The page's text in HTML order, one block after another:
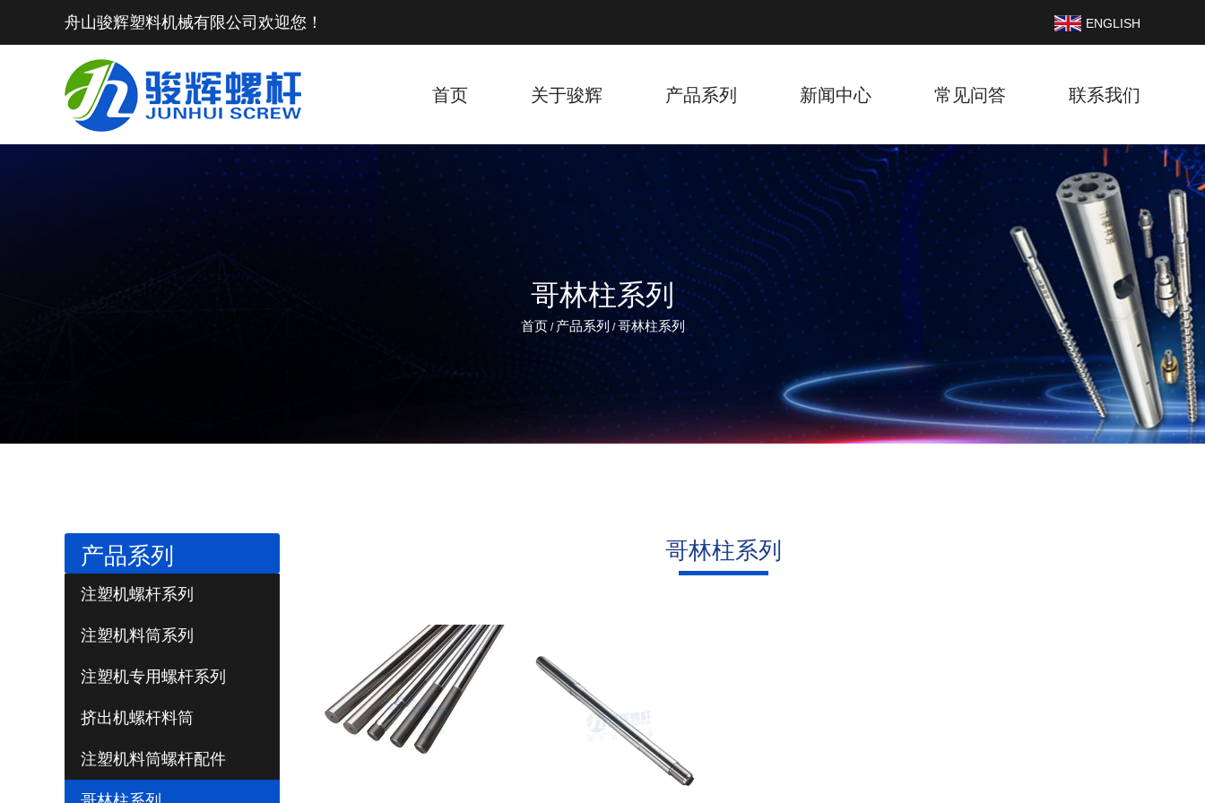
舟山骏辉塑料机械有限公司欢迎您！ ENGLISH
首页 关于骏辉 产品系列 新闻中心 常见问答 联系我们
哥林柱系列
首页 / 产品系列 /哥林柱系列
产品系列
注塑机螺杆系列
注塑机料筒系列
注塑机专用螺杆系列
挤出机螺杆料筒
注塑机料筒螺杆配件
哥林柱系列